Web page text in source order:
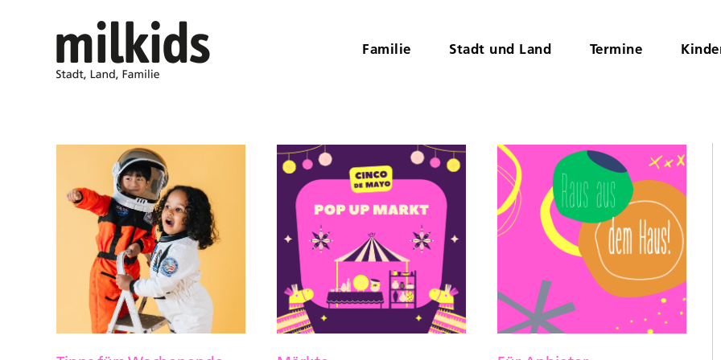
Familie Stadt und Land Termine